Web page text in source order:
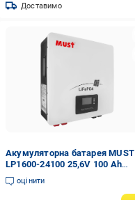
Доставимо
Акумуляторна батарея MUST
LP1600-24100 25,6V 100 Ah
LiFePO4
оцінити